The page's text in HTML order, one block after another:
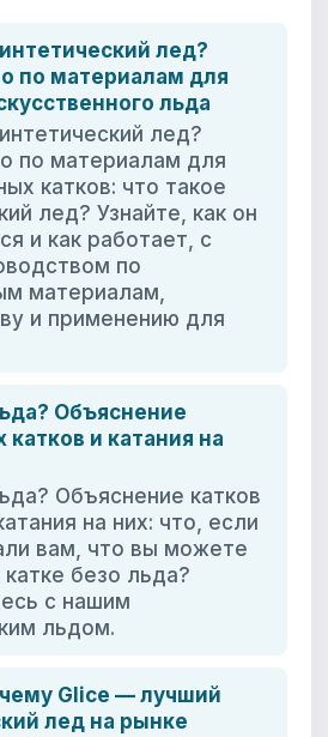
лед?
по материалам для
льда
лед?
по материалам для
катков: что такое
лед? Узнайте, как он
и как работает, с
по
материалам,
и применению для
Объяснение
и катания на
Объяснение катков
на них: что, если
вам, что вы можете
катке безо льда?
с нашим
льдом.
Glice — лучший
лед на рынке